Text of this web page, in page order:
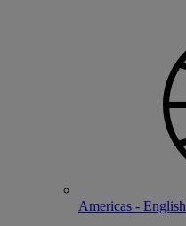
Americas - English